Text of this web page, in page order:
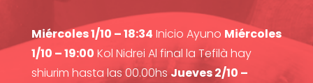
Miércoles 1/10 – 18:34 Inicio Ayuno Miércoles
1/10 – 19:00 Kol Nidrei Al final la Tefilà hay
shiurim hasta las 00.00hsJueves 2/10 –